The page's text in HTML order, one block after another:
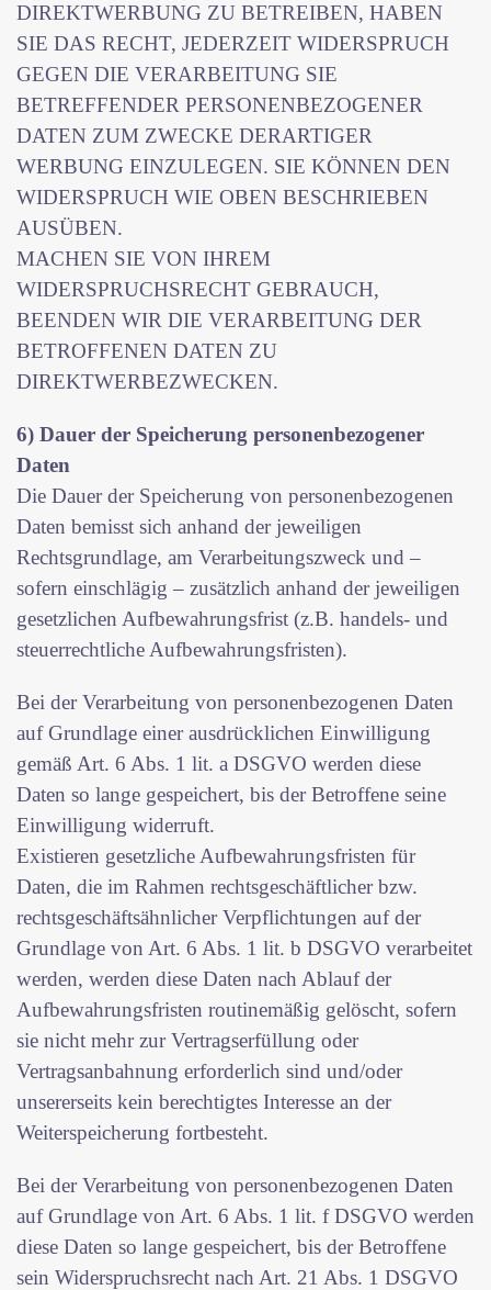
DIREKTWERBUNG ZU BETREIBEN, HABEN
SIE DAS RECHT, JEDERZEIT WIDERSPRUCH
GEGEN DIE VERARBEITUNG SIE
BETREFFENDER PERSONENBEZOGENER
DATEN ZUM ZWECKE DERARTIGER
WERBUNG EINZULEGEN. SIE KÖNNEN DEN
WIDERSPRUCH WIE OBEN BESCHRIEBEN
AUSÜBEN.
MACHEN SIE VON IHREM
WIDERSPRUCHSRECHT GEBRAUCH,
BEENDEN WIR DIE VERARBEITUNG DER
BETROFFENEN DATEN ZU
DIREKTWERBEZWECKEN.
6) Dauer der Speicherung personenbezogener
Daten
Die Dauer der Speicherung von personenbezogenen
Daten bemisst sich anhand der jeweiligen
Rechtsgrundlage, am Verarbeitungszweck und –
sofern einschlägig – zusätzlich anhand der jeweiligen
gesetzlichen Aufbewahrungsfrist (z.B. handels- und
steuerrechtliche Aufbewahrungsfristen).
Bei der Verarbeitung von personenbezogenen Daten
auf Grundlage einer ausdrücklichen Einwilligung
gemäß Art. 6 Abs. 1 lit. a DSGVO werden diese
Daten so lange gespeichert, bis der Betroffene seine
Einwilligung widerruft.
Existieren gesetzliche Aufbewahrungsfristen für
Daten, die im Rahmen rechtsgeschäftlicher bzw.
rechtsgeschäftsähnlicher Verpflichtungen auf der
Grundlage von Art. 6 Abs. 1 lit. b DSGVO verarbeitet
werden, werden diese Daten nach Ablauf der
Aufbewahrungsfristen routinemäßig gelöscht, sofern
sie nicht mehr zur Vertragserfüllung oder
Vertragsanbahnung erforderlich sind und/oder
unsererseits kein berechtigtes Interesse an der
Weiterspeicherung fortbesteht.
Bei der Verarbeitung von personenbezogenen Daten
auf Grundlage von Art. 6 Abs. 1 lit. f DSGVO werden
diese Daten so lange gespeichert, bis der Betroffene
sein Widerspruchsrecht nach Art. 21 Abs. 1 DSGVO